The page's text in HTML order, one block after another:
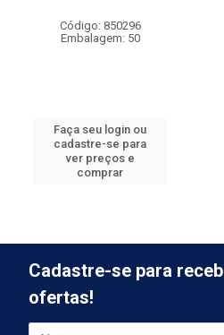
Código: 850296
Embalagem: 50
Faça seu login ou
cadastre-se para
ver preços e
comprar
Cadastre-se para
ofertas!